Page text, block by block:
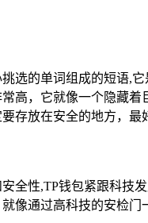
选的单词组成的短语,
高，它就像一个隐藏
存放在安全的地方，
全性,TP钱包紧跟科技
像通过高科技的安检